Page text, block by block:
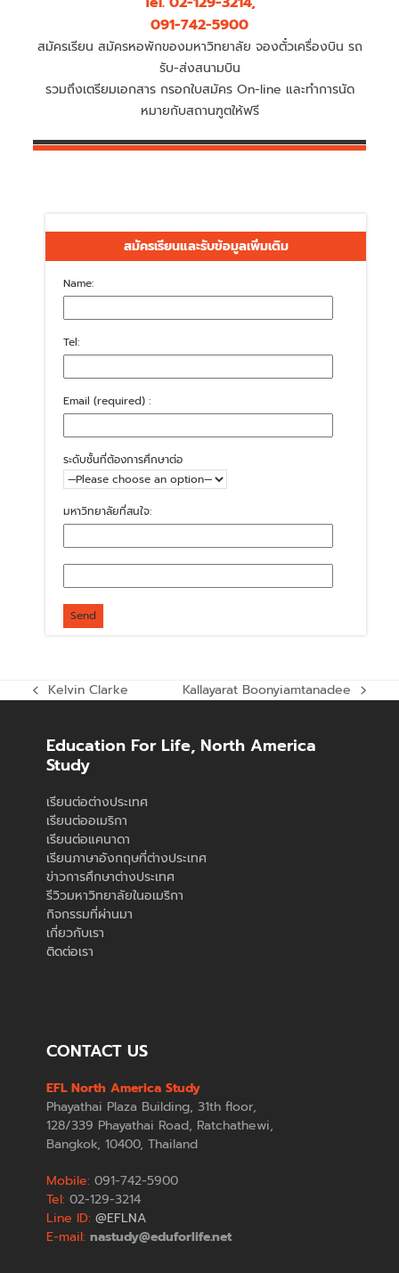
091-742-5900
สมัครเรียน สมัครหอพักของมหาวิทยาลัย จองตั๋วเครื่องบิน รถ
รับ-ส่งสนามบิน
รวมถึงเตรียมเอกสาร กรอกใบสมัคร On-line และทำการนัด
หมายกับสถานฑูตให้ฟรี
สมัครเรียนและรับข้อมูลเพิ่มเติม
Name:
Tel:
Email (required) :
ระดับชั้นที่ต้องการศึกษาต่อ
มหาวิทยาลัยที่สนใจ:
previous
Kelvin Clarke
next
Kallayarat Boonyiamtanadee
Education For Life, North America
Study
เรียนต่อต่างประเทศ
เรียนต่ออเมริกา
เรียนต่อแคนาดา
เรียนภาษาอังกฤษที่ต่างประเทศ
ข่าวการศึกษาต่างประเทศ
รีวิวมหาวิทยาลัยในอเมริกา
กิจกรรมที่ผ่านมา
เกี่ยวกับเรา
ติดต่อเรา
CONTACT US
EFL North America Study
Phayathai Plaza Building, 31th floor,
128/339 Phayathai Road, Ratchathewi,
Bangkok, 10400, Thailand
Mobile: 091-742-5900
Tel: 02-129-3214
Line ID: @EFLNA
E-mail: nastudy@eduforlife.net